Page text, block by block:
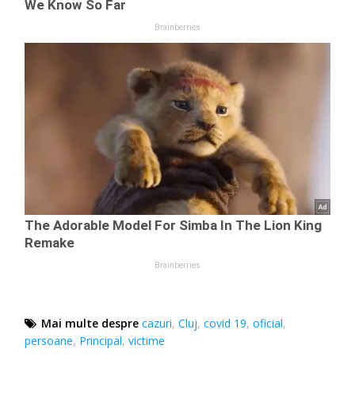
Mai multe despre cazuri,Cluj,covid 19,oficial,
persoane, Principal,victime